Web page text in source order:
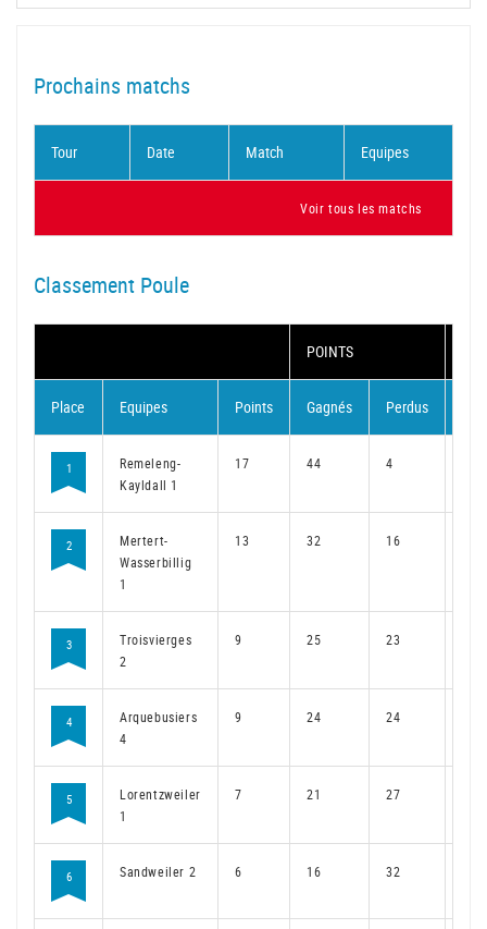
Prochains matchs
Tour Date Match Equipes
Voir tous les matchs
Classement Poule
POINTS
Place Equipes Points Gagnés Perdus
1
Remeleng-
Kayldall 1
17 44 4
2
Mertert-
Wasserbillig
1
13 32 16
3
Troisvierges
2
9 25 23
4
Arquebusiers
4
9 24 24
5
Lorentzweiler
1
7 21 27
6 Sandweiler 2 6 16 32